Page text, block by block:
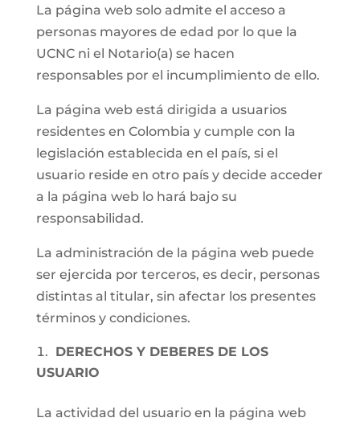
La página web solo admite el acceso a
personas mayores de edad por lo que la
UCNC ni el Notario(a) se hacen
responsables por el incumplimiento de ello.
La página web está dirigida a usuarios
residentes en Colombia y cumple con la
legislación establecida en el país, si el
usuario reside en otro país y decide acceder
a la página web lo hará bajo su
responsabilidad.
La administración de la página web puede
ser ejercida por terceros, es decir, personas
distintas al titular, sin afectar los presentes
términos y condiciones.
DERECHOS Y DEBERES DE LOS
USUARIO
La actividad del usuario en la página web